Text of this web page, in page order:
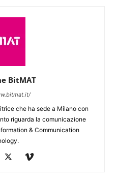
BitMAT
che ha sede a Milano con
riguarda la comunicazione
& Communication